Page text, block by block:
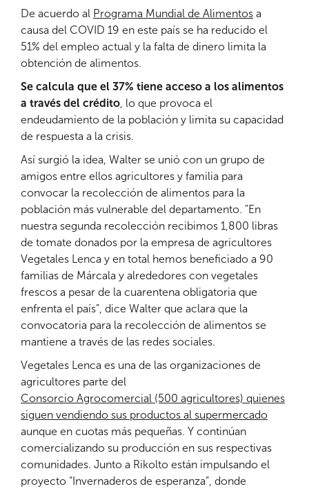
De acuerdo al Programa Mundial de Alimentos a
causa del COVID 19 en este país se ha reducido el
51% del empleo actual y la falta de dinero limita la
obtención de alimentos.
Se calcula que el 37% tiene acceso a los alimentos
a través del crédito , lo que provoca el
endeudamiento de la población y limita su capacidad
de respuesta a la crisis.
Así surgió la idea, Walter se unió con un grupo de
amigos entre ellos agricultores y familia para
convocar la recolección de alimentos para la
población más vulnerable del departamento. "En
nuestra segunda recolección recibimos 1,800 libras
de tomate donados por la empresa de agricultores
Vegetales Lenca y en total hemos beneficiado a 90
familias de Márcala y alrededores con vegetales
frescos a pesar de la cuarentena obligatoria que
enfrenta el país”, dice Walter que aclara que la
convocatoria para la recolección de alimentos se
mantiene a través de las redes sociales.
Vegetales Lenca es una de las organizaciones de
agricultores parte del
Consorcio Agrocomercial (500 agricultores) quienes
siguen vendiendo sus productos al supermercado
aunque en cuotas más pequeñas. Y continúan
comercializando su producción en sus respectivas
comunidades. Junto a Rikolto están impulsando el
proyecto “Invernaderos de esperanza”, donde